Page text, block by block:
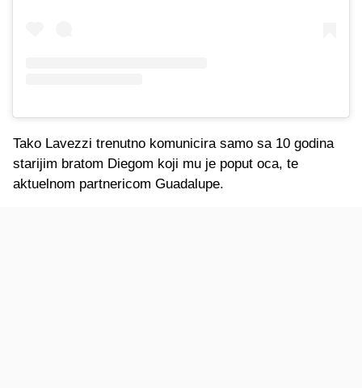
Tako Lavezzi trenutno komunicira samo sa 10 godina
starijim bratom Diegom koji mu je poput oca, te
aktuelnom partnericom Guadalupe.